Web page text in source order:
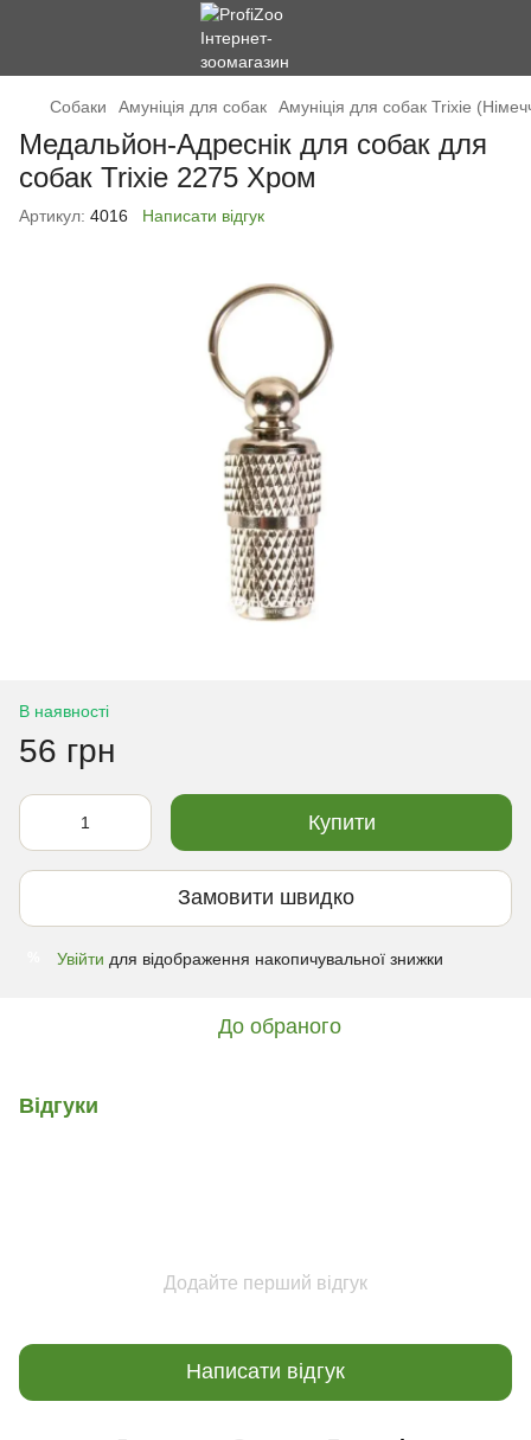
Cобаки Амуніція для собак Амуніція для собак Trixie
Медальйон-Адреснік для собак для
собак Trixie 2275 Хром
Артикул: 4016 Написати відгук
В наявності
56 грн
Купити
Замовити швидко
Увійти для відображення накопичувальної знижки
До обраного
Відгуки
Додайте перший відгук
Написати відгук